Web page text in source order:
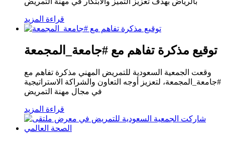
قراءة المزيد
توقيع مذكرة تفاهم مع #جامعة_المجمعة
وقعت الجمعية السعودية للتمريض المهني مذكرة تفاهم مع
#جامعة_المجمعة، لتعزيز أوجه التعاون والشراكة الاستراتيجية
في مجال مهنة التمريض
قراءة المزيد